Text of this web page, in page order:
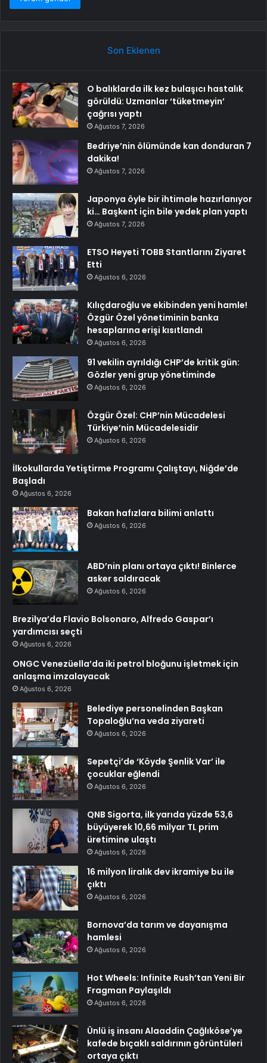
Son Eklenen
O balıklarda ilk kez bulaşıcı hastalık
görüldü: Uzmanlar ‘tüketmeyin’
çağrısı yaptı
Ağustos 7, 2026
Bedriye’nin ölümünde kan donduran 7
dakika!
Ağustos 7, 2026
Japonya öyle bir ihtimale hazırlanıyor
ki… Başkent için bile yedek plan yaptı
Ağustos 7, 2026
ETSO Heyeti TOBB Stantlarını Ziyaret
Etti
Ağustos 6, 2026
Kılıçdaroğlu ve ekibinden yeni hamle!
Özgür Özel yönetiminin banka
hesaplarına erişi kısıtlandı
Ağustos 6, 2026
91 vekilin ayrıldığı CHP’de kritik gün:
Gözler yeni grup yönetiminde
Ağustos 6, 2026
Özgür Özel: CHP’nin Mücadelesi
Türkiye’nin Mücadelesidir
Ağustos 6, 2026
İlkokullarda Yetiştirme Programı Çalıştayı, Niğde’de
Başladı
Ağustos 6, 2026
Bakan hafızlara bilimi anlattı
Ağustos 6, 2026
ABD’nin planı ortaya çıktı! Binlerce
asker saldıracak
Ağustos 6, 2026
Brezilya’da Flavio Bolsonaro, Alfredo Gaspar’ı
yardımcısı seçti
Ağustos 6, 2026
ONGC Venezüella’da iki petrol bloğunu işletmek için
anlaşma imzalayacak
Ağustos 6, 2026
Belediye personelinden Başkan
Topaloğlu’na veda ziyareti
Ağustos 6, 2026
Sepetçi’de ‘Köyde Şenlik Var’ ile
çocuklar eğlendi
Ağustos 6, 2026
QNB Sigorta, ilk yarıda yüzde 53,6
büyüyerek 10,66 milyar TL prim
üretimine ulaştı
Ağustos 6, 2026
16 milyon liralık dev ikramiye bu ile
çıktı
Ağustos 6, 2026
Bornova’da tarım ve dayanışma
hamlesi
Ağustos 6, 2026
Hot Wheels: Infinite Rush’tan Yeni Bir
Fragman Paylaşıldı
Ağustos 6, 2026
Ünlü iş insanı Alaaddin Çağlıköse’ye
kafede bıçaklı saldırının görüntüleri
ortaya çıktı